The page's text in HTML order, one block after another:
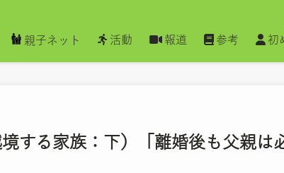
親子ネット 活動 報道 参考 初
る家族：下）「離婚後も父親は